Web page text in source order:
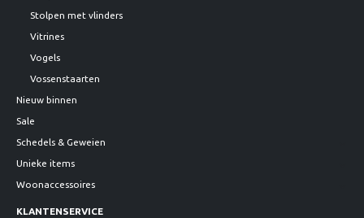
Stolpen met vlinders
Vitrines
Vogels
Vossenstaarten
Nieuw binnen
Sale
Schedels & Geweien
Unieke items
Woonaccessoires
KLANTENSERVICE